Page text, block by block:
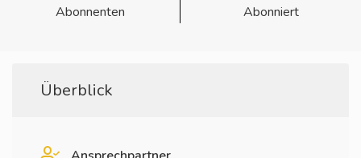
Abonnenten
Abonniert
Überblick